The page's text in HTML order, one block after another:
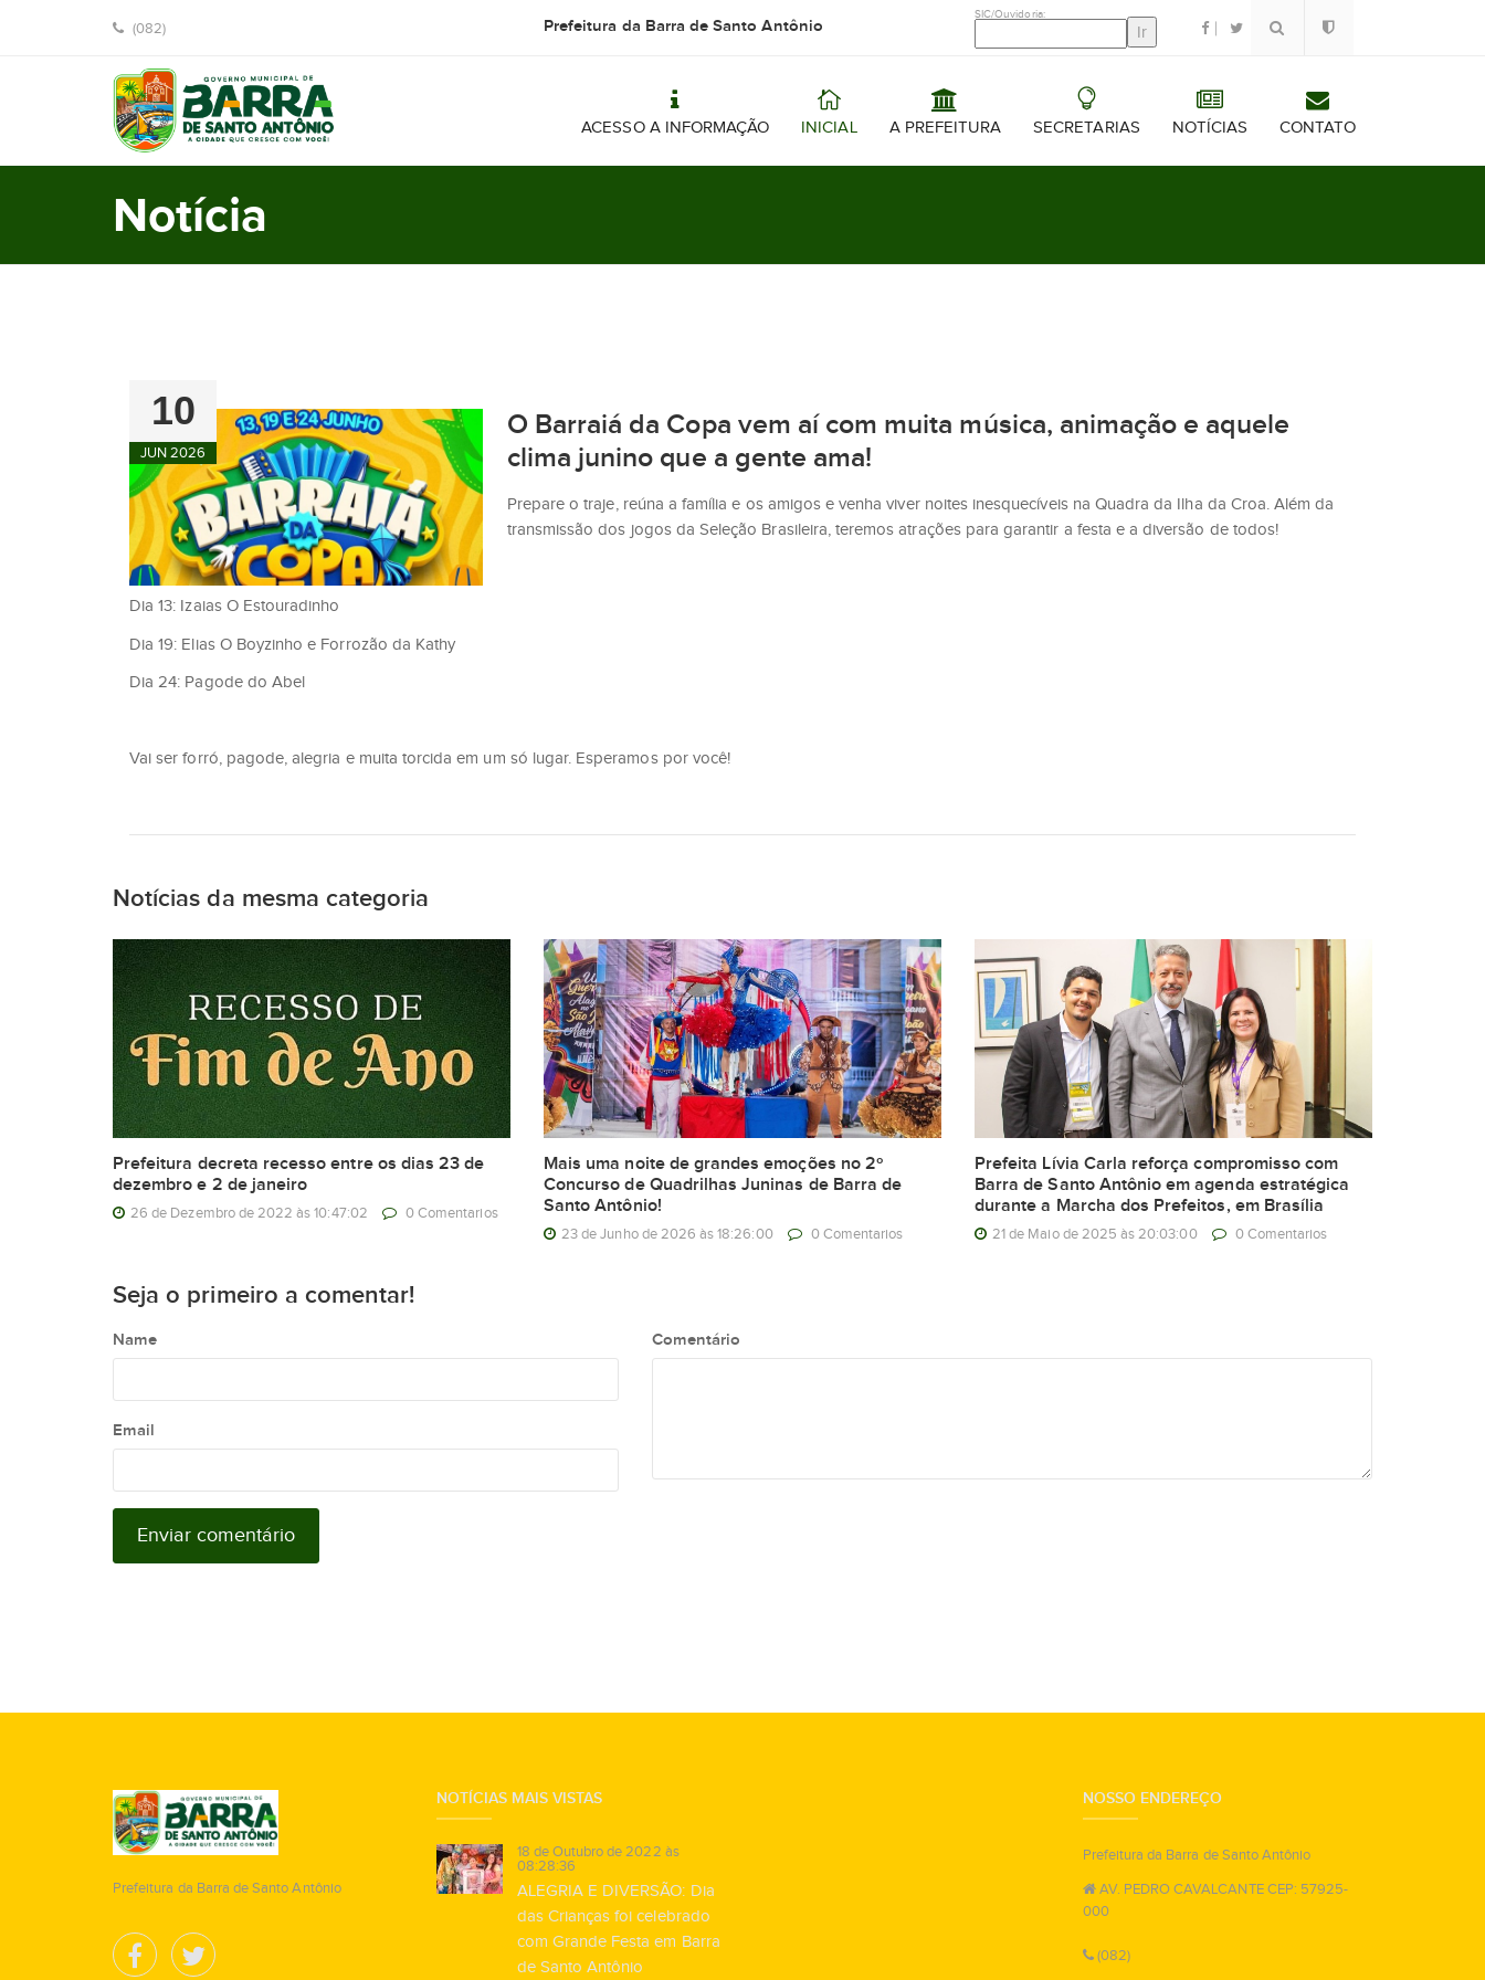
(082) Prefeitura da Barra de Santo Antônio
SIC/Ouvidoria:
ACESSO A INFORMAÇÃO INICIAL A PREFEITURA SECRETARIAS NOTÍCIAS CONTATO
Notícia
10
JUN 2026
O Barraiá da Copa vem aí com muita música, animação e aquele
clima junino que a gente ama!
Prepare o traje, reúna a família e os amigos e venha viver noites inesquecíveis na Quadra da Ilha da Croa. Além da
transmissão dos jogos da Seleção Brasileira, teremos atrações para garantir a festa e a diversão de todos!
Dia 13: Izaias O Estouradinho
Dia 19: Elias O Boyzinho e Forrozão da Kathy
Dia 24: Pagode do Abel
Vai ser forró, pagode, alegria e muita torcida em um só lugar. Esperamos por você!
Notícias da mesma categoria
Prefeitura decreta recesso entre os dias 23 de
dezembro e 2 de janeiro
26 de Dezembro de 2022 às 10:47:02 0 Comentarios
Mais uma noite de grandes emoções no 2º
Concurso de Quadrilhas Juninas de Barra de
Santo Antônio!
23 de Junho de 2026 às 18:26:00 0 Comentarios
Prefeita Lívia Carla reforça compromisso com
Barra de Santo Antônio em agenda estratégica
durante a Marcha dos Prefeitos, em Brasília
21 de Maio de 2025 às 20:03:00 0 Comentarios
Seja o primeiro a comentar!
Name
Email
Comentário
Prefeitura da Barra de Santo Antônio
NOTÍCIAS MAIS VISTAS
18 de Outubro de 2022 às
08:28:36
ALEGRIA E DIVERSÃO: Dia
das Crianças foi celebrado
com Grande Festa em Barra
de Santo Antônio
NOSSO ENDEREÇO
Prefeitura da Barra de Santo Antônio
AV. PEDRO CAVALCANTE CEP: 57925-
000
(082)